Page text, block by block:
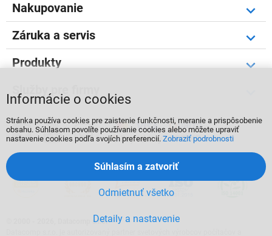
Nakupovanie
Záruka a servis
Produkty
Služby pre firmy
  
2000 - 2026, Datacomp s.r.o.
Informácie o cookies
Stránka používa cookies pre zaistenie funkčnosti, meranie a prispôsobenie
obsahu. Súhlasom povolíte používanie cookies alebo môžete upraviť
nastavenie cookies podľa svojích preferencií. Zobraziť podrobnosti
Detaily a nastavenie
Odmietnuť všetko
Súhlasím a zatvoriť